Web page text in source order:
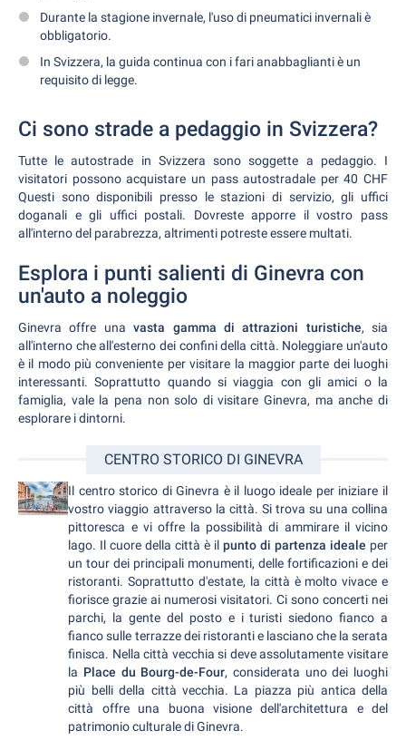
Durante la stagione invernale, l'uso di pneumatici invernali è
obbligatorio.
In Svizzera, la guida continua con i fari anabbaglianti è un
requisito di legge.
Ci sono strade a pedaggio in Svizzera?
Tutte le autostrade in Svizzera sono soggette a pedaggio. I
visitatori possono acquistare un pass autostradale per 40 CHF
Questi sono disponibili presso le stazioni di servizio, gli uffici
doganali e gli uffici postali. Dovreste apporre il vostro pass
all'interno del parabrezza, altrimenti potreste essere multati.
Esplora i punti salienti di Ginevra con
un'auto a noleggio
Ginevra offre unavasta gamma di attrazioni turistiche, sia
all'interno che all'esterno dei confini della città. Noleggiare un'auto
è il modo più conveniente per visitare la maggior parte dei luoghi
interessanti. Soprattutto quando si viaggia con gli amici o la
famiglia, vale la pena non solo di visitare Ginevra, ma anche di
esplorare i dintorni.
CENTRO STORICO DI GINEVRA
Il centro storico di Ginevra è il luogo ideale per iniziare il
vostro viaggio attraverso la città. Si trova su una collina
pittoresca e vi offre la possibilità di ammirare il vicino
lago. Il cuore della città è ilpunto di partenza ideale per
un tour dei principali monumenti, delle fortificazioni e dei
ristoranti. Soprattutto d'estate, la città è molto vivace e
fiorisce grazie ai numerosi visitatori. Ci sono concerti nei
parchi, la gente del posto e i turisti siedono fianco a
fianco sulle terrazze dei ristoranti e lasciano che la serata
finisca. Nella città vecchia si deve assolutamente visitare
la Place du Bourg-de-Four, considerata uno dei luoghi
più belli della città vecchia. La piazza più antica della
città offre una buona visione dell'architettura e del
patrimonio culturale di Ginevra.